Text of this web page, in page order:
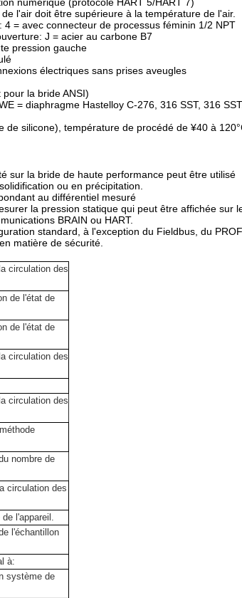
l'air doit être supérieure à la température de l'air.
= avec connecteur de processus féminin 1/2 NPT
J = acier au carbone B7
pression gauche
électriques sans prises aveugles
la bride ANSI)
= diaphragme Hastelloy C-276, 316 SST, 316 SST.
de silicone), température de procédé de ¥40 à
sur la bride de haute performance peut être utilisé
ou en précipitation.
au différentiel mesuré
la pression statique qui peut être affichée sur
BRAIN ou HART.
standard, à l'exception du Fieldbus, du
matière de sécurité.
circulation des
de l'état de
de l'état de
circulation des
circulation des
nombre de
circulation des
l'appareil.
l'échantillon
à:
système de